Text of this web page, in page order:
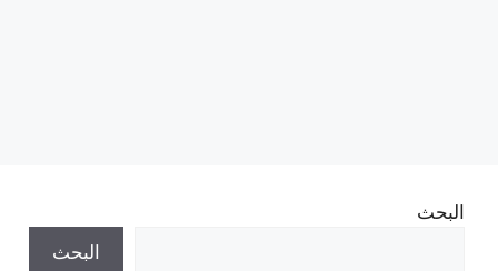
البحث
البحث